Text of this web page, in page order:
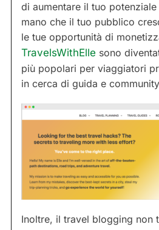
di aumentare il tuo
mano che il tuo pubblico
le tue opportunità di
TravelsWithElle sono
più popolari per viaggiatori
in cerca di guida e
Inoltre, il travel blogging non